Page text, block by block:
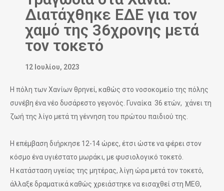
Διατάχθηκε ΕΔΕ για τον
χαμό της 36χρονης μετά
τον τοκετό
12 Ιουλίου, 2023
Η πόλη των Χανίων θρηνεί, καθώς στο νοσοκομείο της πόλης
συνέβη ένα νέο δυσάρεστο γεγονός. Γυναίκα 36 ετών, χάνει τη
ζωή της λίγο μετά τη γέννηση του πρώτου παιδιού της.
Η επέμβαση διήρκησε 12-14 ώρες, έτσι ώστε να φέρει στον
κόσμο ένα υγιέστατο μωράκι, με φυσιολογικό τοκετό.
Η κατάσταση υγείας της μητέρας, λίγη ώρα μετά τον τοκετό,
άλλαξε δραματικά καθώς χρειάστηκε να εισαχθεί στη ΜΕΘ,